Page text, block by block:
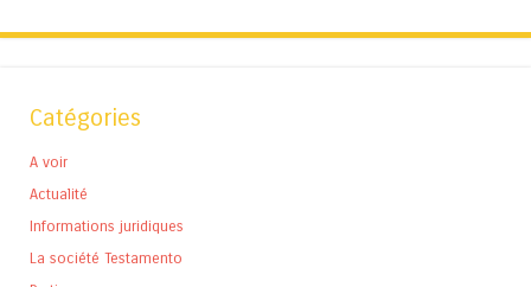
Catégories
A voir
Actualité
Informations juridiques
La société Testamento